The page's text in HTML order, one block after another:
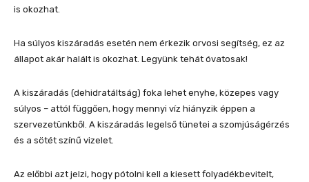
is okozhat.
Ha súlyos kiszáradás esetén nem érkezik orvosi segítség, ez az
állapot akár halált is okozhat. Legyünk tehát óvatosak!
A kiszáradás (dehidratáltság) foka lehet enyhe, közepes vagy
súlyos – attól függően, hogy mennyi víz hiányzik éppen a
szervezetünkből. A kiszáradás legelső tünetei a szomjúságérzés
és a sötét színű vizelet.
Az előbbi azt jelzi, hogy pótolni kell a kiesett folyadékbevitelt,